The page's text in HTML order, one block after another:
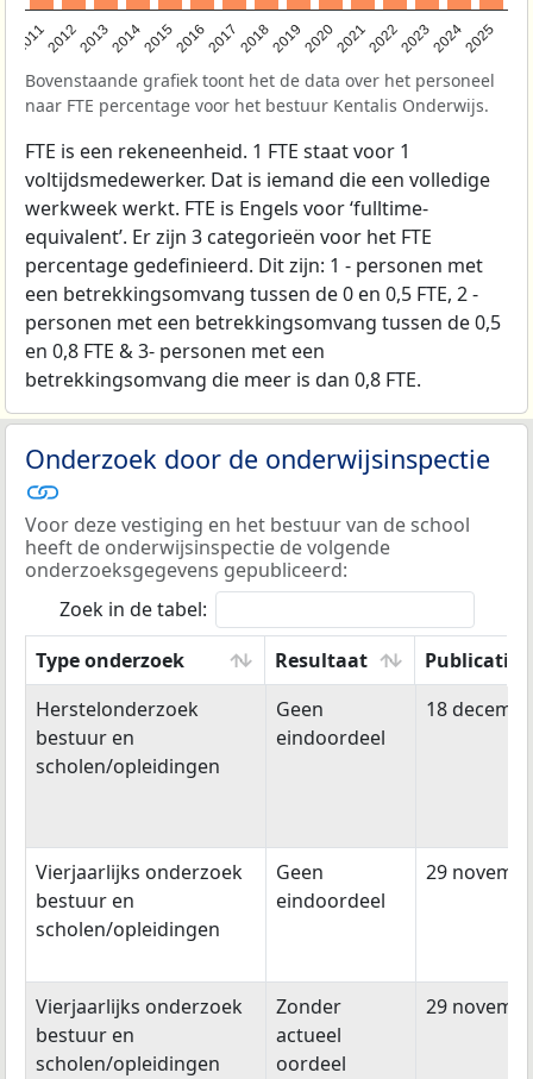
201120122013201420152016201720182019202020212022202320242025
Bovenstaande grafiek toont het de data over het personeel
naar FTE percentage voor het bestuur Kentalis Onderwijs.
FTE is een rekeneenheid. 1 FTE staat voor 1
voltijdsmedewerker. Dat is iemand die een volledige
werkweek werkt. FTE is Engels voor ‘fulltime-
equivalent’. Er zijn 3 categorieën voor het FTE
percentage gedefinieerd. Dit zijn: 1 - personen met
een betrekkingsomvang tussen de 0 en 0,5 FTE, 2 -
personen met een betrekkingsomvang tussen de 0,5
en 0,8 FTE & 3- personen met een
betrekkingsomvang die meer is dan 0,8 FTE.
Onderzoek door de onderwijsinspectie
Voor deze vestiging en het bestuur van de school
heeft de onderwijsinspectie de volgende
onderzoeksgegevens gepubliceerd:
Zoek in de tabel:
Type onderzoek
Resultaat
Type onderzoek
Resultaat
Herstelonderzoek
bestuur en
scholen/opleidingen
Geen
eindoordeel
18
Vierjaarlijks onderzoek
bestuur en
scholen/opleidingen
Geen
eindoordeel
29
Vierjaarlijks onderzoek
bestuur en
scholen/opleidingen
Zonder
actueel
oordeel
29